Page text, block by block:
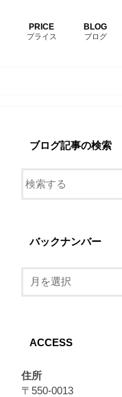
PRICE
プライス
BLOG
ブログ
ブログ記事の検索
バックナンバー
ACCESS
住所
〒550-0013